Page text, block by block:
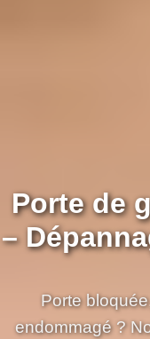
Porte de
–
Porte
endommagé ?